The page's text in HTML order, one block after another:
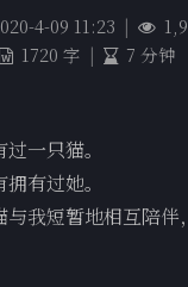
4-09 11:23 |
1720 字 | 7 分钟
一只猫。
有过她。
我短暂地相互陪伴